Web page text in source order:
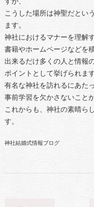
こうした場所は神聖だとい
ます。
神社におけるマナーを理解
書籍やホームページなどを
出来るだけ多くの人と情報
ポイントとして挙げられます
有名な神社を訪れるにあた
事前学習を欠かさないこと
これからも、神社の素晴ら
す。
神社結婚式情報ブログ